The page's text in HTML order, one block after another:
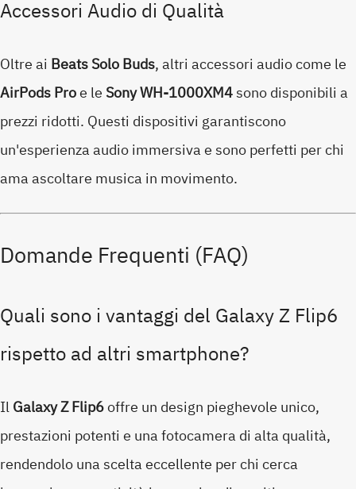
Accessori Audio di Qualità
Oltre ai Beats Solo Buds, altri accessori audio come le
AirPods Proe leSony WH-1000XM4sono disponibili a
prezzi ridotti. Questi dispositivi garantiscono
un'esperienza audio immersiva e sono perfetti per chi
ama ascoltare musica in movimento.
Domande Frequenti (FAQ)
Quali sono i vantaggi del Galaxy Z Flip6
rispetto ad altri smartphone?
IlGalaxy Z Flip6offre un design pieghevole unico,
prestazioni potenti e una fotocamera di alta qualità,
rendendolo una scelta eccellente per chi cerca